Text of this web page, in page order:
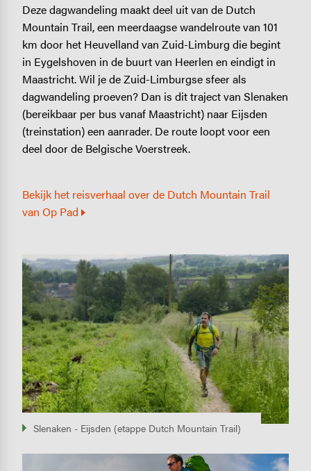
Deze dagwandeling maakt deel uit van de Dutch
Mountain Trail, een meerdaagse wandelroute van 101
km door het Heuvelland van Zuid-Limburg die begint
in Eygelshoven in de buurt van Heerlen en eindigt in
Maastricht. Wil je de Zuid-Limburgse sfeer als
dagwandeling proeven? Dan is dit traject van Slenaken
(bereikbaar per bus vanaf Maastricht) naar Eijsden
(treinstation) een aanrader. De route loopt voor een
deel door de Belgische Voerstreek.
Bekijk het reisverhaal over de Dutch Mountain Trail
van Op Pad
Image
Slenaken - Eijsden (etappe Dutch Mountain Trail)